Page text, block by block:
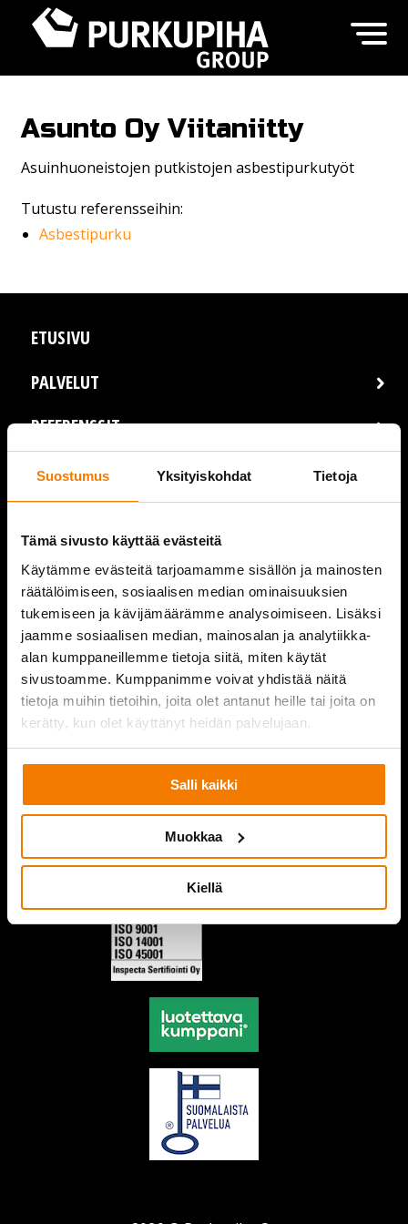
Suostumus Yksityiskohdat Tietoja
Tämä sivusto käyttää evästeitä
Käytämme evästeitä tarjoamamme sisällön ja mainosten
räätälöimiseen, sosiaalisen median ominaisuuksien
tukemiseen ja kävijämäärämme analysoimiseen. Lisäksi
jaamme sosiaalisen median, mainosalan ja analytiikka-
alan kumppaneillemme tietoja siitä, miten käytät
sivustoamme. Kumppanimme voivat yhdistää näitä
tietoja muihin tietoihin, joita olet antanut heille tai joita on
kerätty, kun olet käyttänyt heidän palvelujaan.
Salli kaikki
Muokkaa
Kiellä
Asunto Oy Viitaniitty
Asuinhuoneistojen putkistojen asbestipurkutyöt
Tutustu referensseihin:
Asbestipurku
ETUSIVU
PALVELUT
REFERENSSIT
AJANKOHTAISTA
YRITYS
YHTEYSTIEDOT
PURKUPIHA